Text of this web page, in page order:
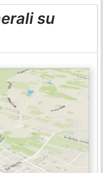
su